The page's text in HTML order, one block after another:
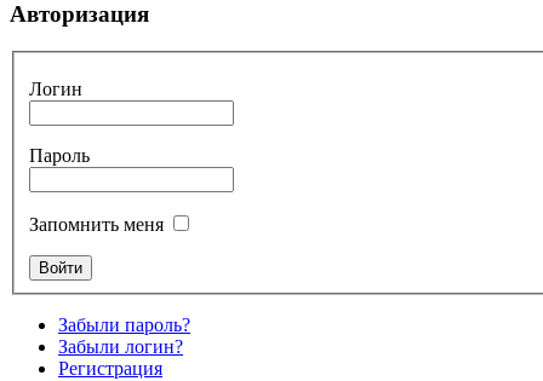
Авторизация
Логин
Пароль
Запомнить меня
Забыли пароль?
Забыли логин?
Регистрация